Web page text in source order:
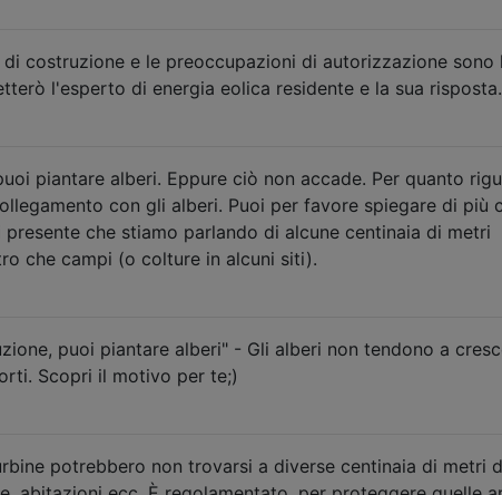
costruzione e le preoccupazioni di autorizzazione sono
l'esperto di energia eolica residente e la sua risposta.
piantare alberi. Eppure ciò non accade. Per quanto
con gli alberi. Puoi per favore spiegare di più
che stiamo parlando di alcune centinaia di metri
che campi (o colture in alcuni siti).
puoi piantare alberi" - Gli alberi non tendono a
Scopri il motivo per te;)
potrebbero non trovarsi a diverse centinaia di metri